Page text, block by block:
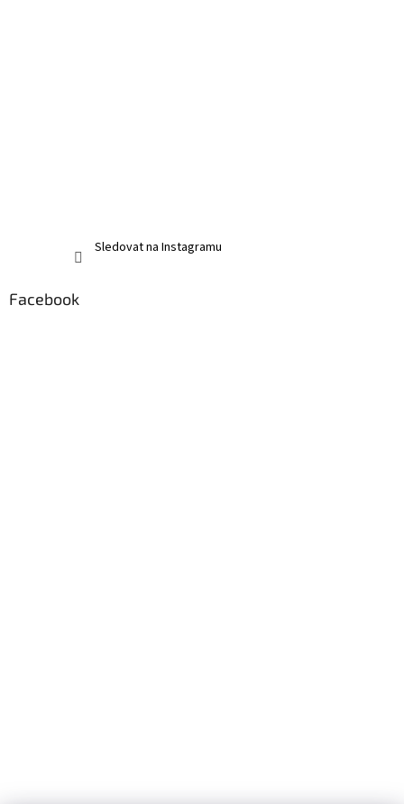
Sledovat na Instagramu
Facebook